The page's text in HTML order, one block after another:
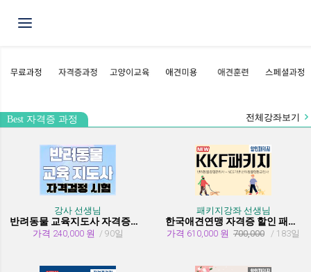
Toggle navigation
Best 자격증 과정 전체강좌보기
강사 선생님
반려동물 교육지도사 자격증과정
가격 240,000 원 / 90일
패키지강좌 선생님
한국애견연맹 자격증 할인 패키지 과정 (종합관리사 + 행동교정사)
가격 610,000 원 700,000 / 183일